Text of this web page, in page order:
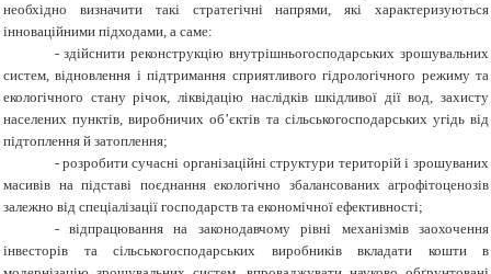
необхідно визначити такі стратегічні напрями, які характеризуються
інноваційними підходами, а саме:
- здійснити реконструкцію внутрішньогосподарських зрошувальних
систем, відновлення і підтримання сприятливого гідрологічного режиму та
екологічного стану річок, ліквідацію наслідків шкідливої дії вод, захисту
населених пунктів, виробничих об’єктів та сільськогосподарських угідь від
підтоплення й затоплення;
- розробити сучасні організаційні структури територій і зрошуваних
масивів на підставі поєднання екологічно збалансованих агрофітоценозів
залежно від спеціалізації господарств та економічної ефективності;
- відпрацювання на законодавчому рівні механізмів заохочення
інвесторів та сільськогосподарських виробників вкладати кошти в